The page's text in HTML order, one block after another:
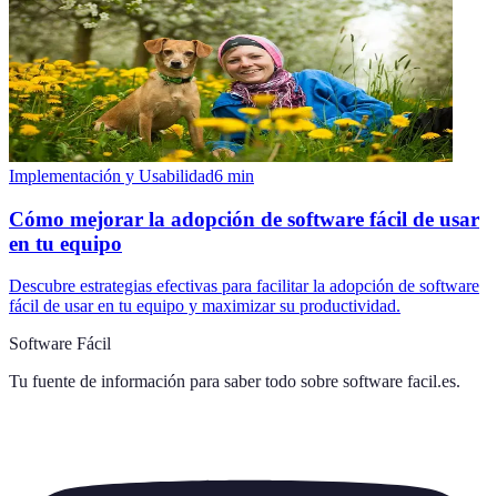
Implementación y Usabilidad6 min
Cómo mejorar la adopción de software fácil de usar
en tu equipo
Descubre estrategias efectivas para facilitar la adopción de software
fácil de usar en tu equipo y maximizar su productividad.
Software Fácil
Tu fuente de información para saber todo sobre software facil.es.